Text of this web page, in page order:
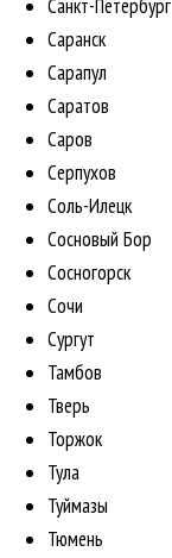
Санкт-Петербург
Саранск
Сарапул
Саратов
Саров
Серпухов
Соль-Илецк
Сосновый Бор
Сосногорск
Сочи
Сургут
Тамбов
Тверь
Торжок
Тула
Туймазы
Тюмень